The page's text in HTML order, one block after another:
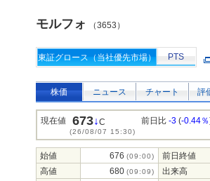
モルフォ （3653）
東証グロース（当社優先市場） PTS
株価 ニュース チャート 評
現在値 673↓C
(26/08/07 15:30)
前日比 -3 (-0.44％
始値 676 (09:00)
前日終値
高値
680 (09:09)
出来高